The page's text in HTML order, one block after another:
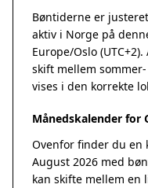
Bøntiderne er
aktiv i Norge på
Europe/Oslo
skift mellem
vises i den korrekte
Månedskalender for
Ovenfor finder du en
August 2026 med
kan skifte mellem en